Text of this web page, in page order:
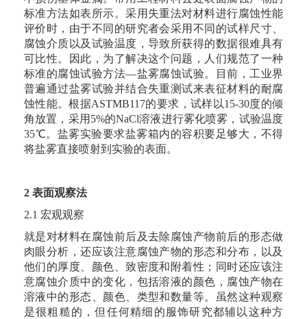
标准方法如表所示。采用失重法对材料进行腐蚀性能
评价时，由于不同的研究者会采用不同的试样尺寸、
腐蚀介质以及试验温度，导致所获得的数据很难具有
可比性。因此，为了解决这个问题，人们规范了一种
标准的腐蚀试验方法—盐雾腐蚀试验。目前，工业界
普遍通过盐雾试验并结合失重测试来表征材料的耐腐
蚀性能。根据ASTMB117的要求，试样以15-30度的倾
角放置，采用5%的NaCl溶液进行雾化喷雾，试验温度
35℃。盐雾实验要求盐雾箱内的容积要足够大，不得
将盐雾直接喷射到实验的表面。
2 表面观察法
2.1 宏观观察
就是对材料在腐蚀前后及去除腐蚀产物前后的形态做
肉眼分析，还应该注意腐蚀产物的形态和分布，以及
他们的厚度、颜色、致密度和附着性；同时还应该注
意腐蚀介质中的变化，包括溶液的颜色，腐蚀产物在
溶液中的形态、颜色、类型和数量等。虽然这种观察
是很粗糙的，但任何精细的服饰研究都辅以这种方